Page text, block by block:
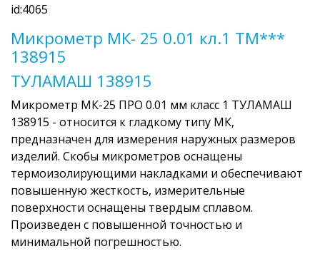
id:4065
Микрометр МК- 25 0.01 кл.1 ТМ***
138915
ТУЛАМАШ 138915
Микрометр МК-25 ПРО 0.01 мм класс 1 ТУЛАМАШ
138915 - относится к гладкому типу МК,
предназначен для измерения наружных размеров
изделий. Скобы микрометров оснащены
термоизолирующими накладками и обеспечивают
повышенную жесткость, измерительные
поверхности оснащены твердым сплавом.
Произведен с повышенной точностью и
минимальной погрешностью.